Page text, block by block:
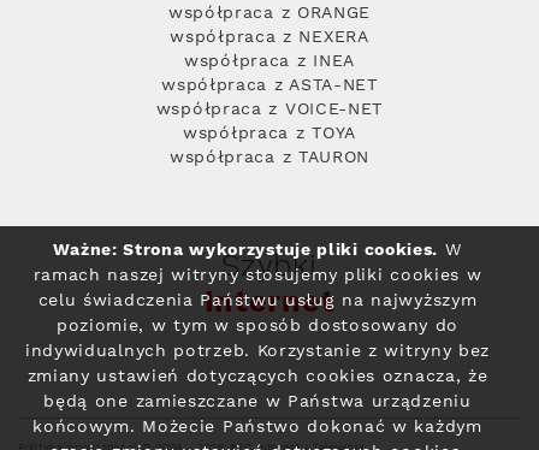
współpraca z ORANGE
współpraca z NEXERA
współpraca z INEA
współpraca z ASTA-NET
współpraca z VOICE-NET
współpraca z TOYA
współpraca z TAURON
Szybki
Internet
Ważne: Strona wykorzystuje pliki cookies. W
ramach naszej witryny stosujemy pliki cookies w
celu świadczenia Państwu usług na najwyższym
poziomie, w tym w sposób dostosowany do
indywidualnych potrzeb. Korzystanie z witryny bez
zmiany ustawień dotyczących cookies oznacza, że
będą one zamieszczane w Państwa urządzeniu
końcowym. Możecie Państwo dokonać w każdym